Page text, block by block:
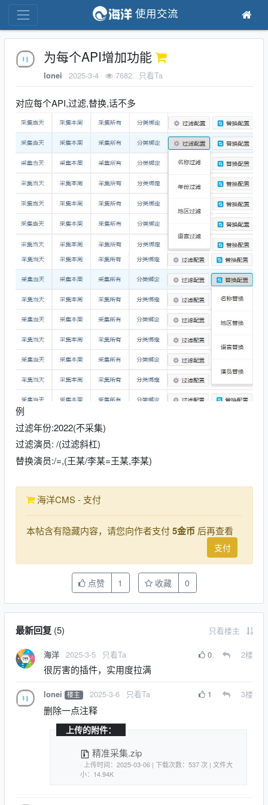
使用交流
为每个API增加功能
lonei 2025-3-4 7682 只看Ta
对应每个API,过滤,替换,话不多
例
过滤年份:2022(不采集)
过滤演员: /(过滤斜杠)
替换演员:/=,(王某/李某=王某,李某)
海洋CMS - 支付
本帖含有隐藏内容，请您向作者支付5金币 后再查看
支付
点赞 1 收藏 0
最新回复(5) 只看楼主
海洋 2025-3-5 只看Ta 0 2楼
很厉害的插件，实用度拉满
lonei 楼主 2025-3-6 只看Ta 1 3楼
删除一点注释
上传的附件：
精准采集.zip
· 上传时间：2025-03-06 | 下载次数：537 次 | 文件大
小：14.94K